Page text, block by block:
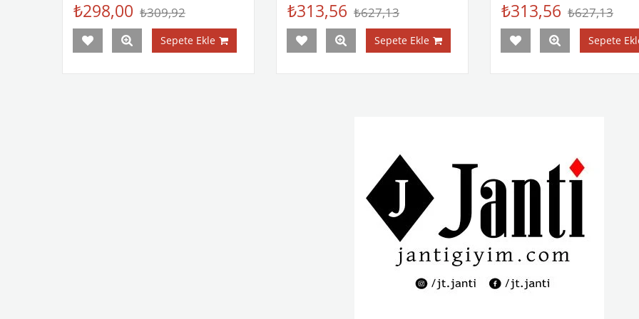
₺298,00 ₺309,92
Sepete Ekle
₺313,56 ₺627,13
Sepete Ekle
₺313,56 ₺627,13
Sepete